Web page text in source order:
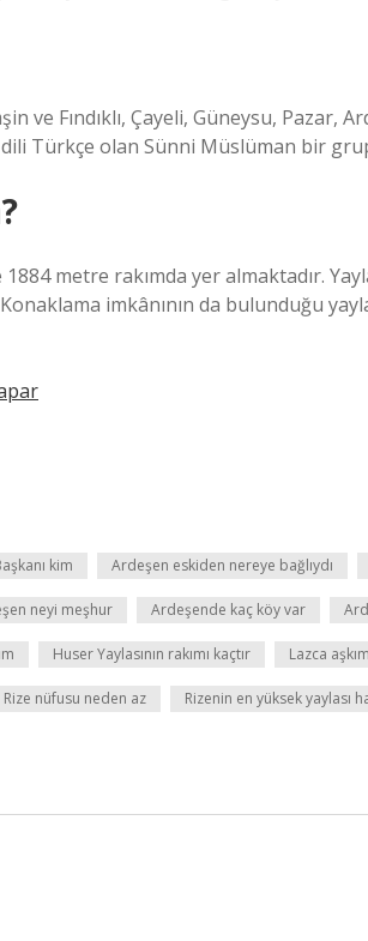
ve Fındıklı, Çayeli, Güneysu, Pazar,
Türkçe olan Sünni Müslüman bir
1884 metre rakımda yer almaktadır.
imkânının da bulunduğu
kim Ardeşen eskiden nereye bağlıydı
neyi meşhur Ardeşende kaç köy var
Huser Yaylasının rakımı kaçtır Lazca
Rize nüfusu neden az Rizenin en yüksek yaylası